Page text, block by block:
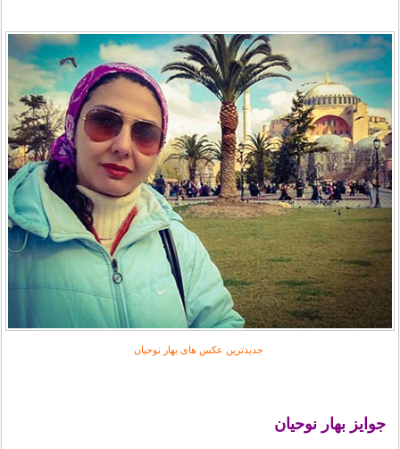
جدیدترین عکس های بهار نوحیان
جوایز بهار نوحیان